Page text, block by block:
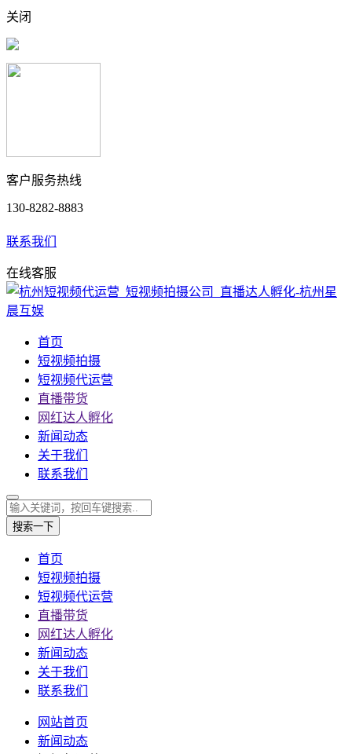
关闭
客户服务热线
130-8282-8883
联系我们
在线客服
首页
短视频拍摄
短视频代运营
直播带货
网红达人孵化
新闻动态
关于我们
联系我们
搜索一下
首页
短视频拍摄
短视频代运营
直播带货
网红达人孵化
新闻动态
关于我们
联系我们
网站首页
新闻动态